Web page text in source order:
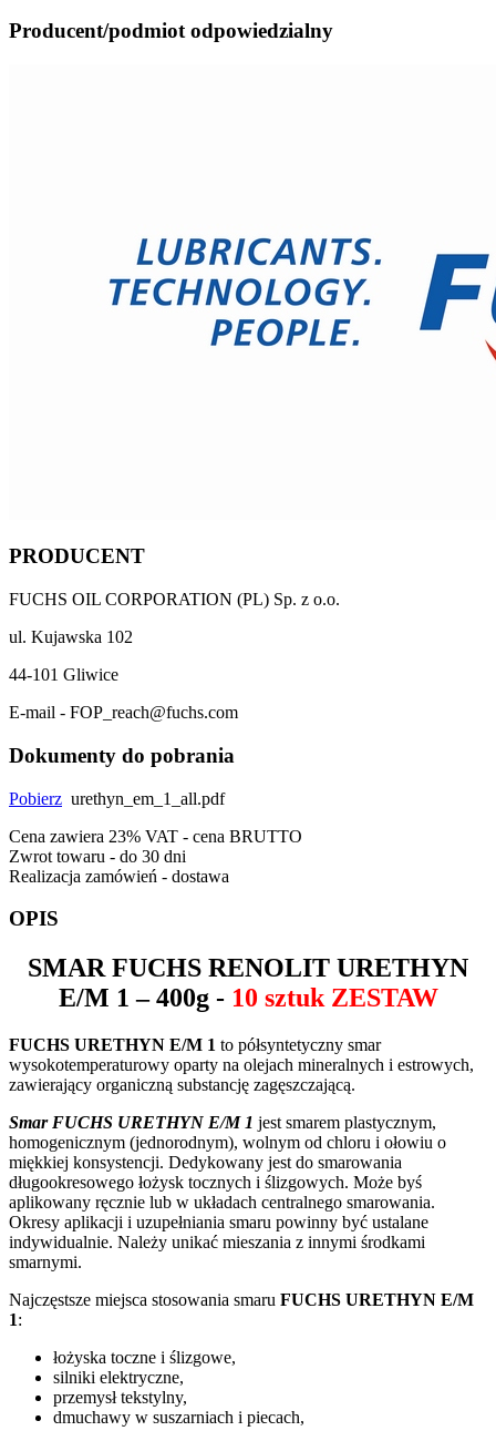
Producent/podmiot odpowiedzialny
PRODUCENT
FUCHS OIL CORPORATION (PL) Sp. z o.o.
ul. Kujawska 102
44-101 Gliwice
E-mail - FOP_reach@fuchs.com
Dokumenty do pobrania
Pobierz urethyn_em_1_all.pdf
Cena zawiera 23% VAT - cena BRUTTO
Zwrot towaru - do 30 dni
Realizacja zamówień - dostawa
OPIS
SMAR FUCHS RENOLIT URETHYN
E/M 1 – 400g - 10 sztuk ZESTAW
FUCHS URETHYN E/M 1 to półsyntetyczny smar
wysokotemperaturowy oparty na olejach mineralnych i estrowych,
zawierający organiczną substancję zagęszczającą.
Smar FUCHS URETHYN E/M 1 jest smarem plastycznym,
homogenicznym (jednorodnym), wolnym od chloru i ołowiu o
miękkiej konsystencji. Dedykowany jest do smarowania
długookresowego łożysk tocznych i ślizgowych. Może byś
aplikowany ręcznie lub w układach centralnego smarowania.
Okresy aplikacji i uzupełniania smaru powinny być ustalane
indywidualnie. Należy unikać mieszania z innymi środkami
smarnymi.
Najczęstsze miejsca stosowania smaru FUCHS URETHYN E/M
1:
łożyska toczne i ślizgowe,
silniki elektryczne,
przemysł tekstylny,
dmuchawy w suszarniach i piecach,